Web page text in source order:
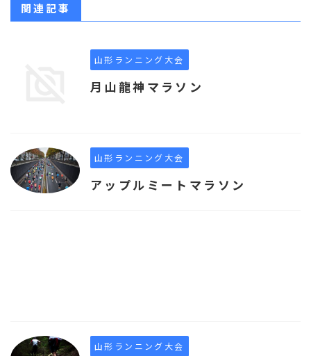
関連記事
山形ランニング大会
月山龍神マラソン
山形ランニング大会
アップルミートマラソン
山形ランニング大会